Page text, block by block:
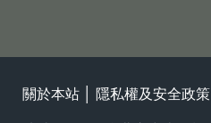
關於本站 隱私權及安全政策